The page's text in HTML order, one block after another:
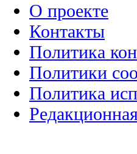
О проекте
Контакты
Политика
Политики
Политика